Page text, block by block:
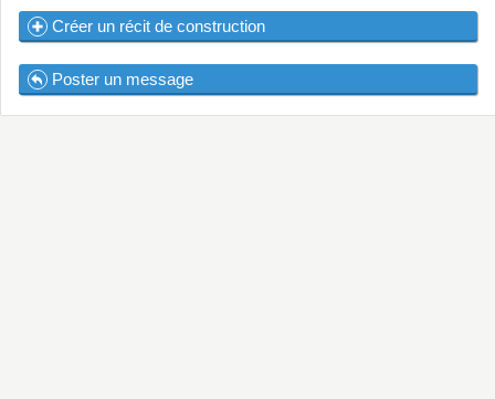
Créer un récit de construction
Poster un message